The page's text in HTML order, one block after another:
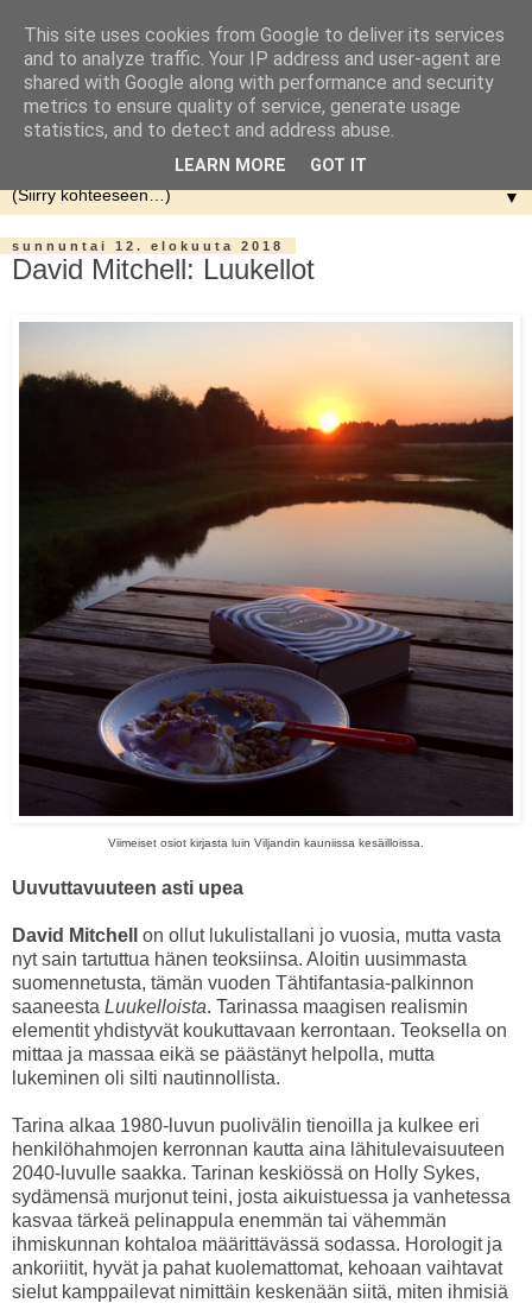
▼
sunnuntai 12. elokuuta 2018
David Mitchell: Luukellot
Viimeiset osiot kirjasta luin Viljandin kauniissa kesäilloissa.
Uuvuttavuuteen asti upea
David Mitchell
on ollut lukulistallani jo vuosia, mutta vasta
nyt sain tartuttua hänen teoksiinsa. Aloitin uusimmasta
suomennetusta, tämän vuoden Tähtifantasia-palkinnon
saaneesta Luukelloista. Tarinassa maagisen realismin
elementit yhdistyvät koukuttavaan kerrontaan. Teoksella on
mittaa ja massaa eikä se päästänyt helpolla, mutta
lukeminen oli silti nautinnollista.
Tarina alkaa 1980-luvun puolivälin tienoilla ja kulkee eri
henkilöhahmojen kerronnan kautta aina lähitulevaisuuteen
2040-luvulle saakka. Tarinan keskiössä on Holly Sykes,
sydämensä murjonut teini, josta aikuistuessa ja vanhetessa
kasvaa tärkeä pelinappula enemmän tai vähemmän
ihmiskunnan kohtaloa määrittävässä sodassa. Horologit ja
ankoriitit, hyvät ja pahat kuolemattomat, kehoaan vaihtavat
sielut kamppailevat nimittäin keskenään siitä, miten ihmisiä
This site uses cookies from Google to deliver its services
and to analyze traffic. Your IP address and user-agent are
shared with Google along with performance and security
metrics to ensure quality of service, generate usage
statistics, and to detect and address abuse.
LEARN MORE GOT IT